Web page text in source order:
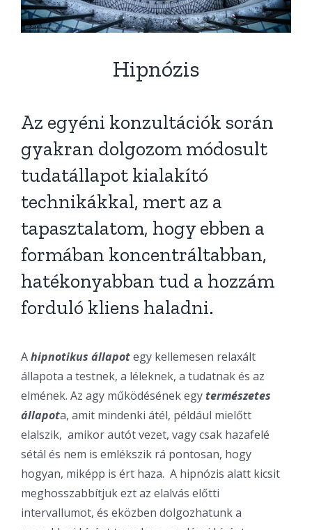
Hipnózis
Az egyéni konzultációk során
gyakran dolgozom módosult
tudatállapot kialakító
technikákkal, mert az a
tapasztalatom, hogy ebben a
formában koncentráltabban,
hatékonyabban tud a hozzám
forduló kliens haladni.
Ahipnotikus állapotegy kellemesen relaxált
állapota a testnek, a léleknek, a tudatnak és az
elmének. Az agy működésének egytermészetes
állapota, amit mindenki átél, például mielőtt
elalszik, amikor autót vezet, vagy csak hazafelé
sétál és nem is emlékszik rá pontosan, hogy
hogyan, miképp is ért haza. A hipnózis alatt kicsit
meghosszabbítjuk ezt az elalvás előtti
intervallumot, és eközben dolgozhatunk a